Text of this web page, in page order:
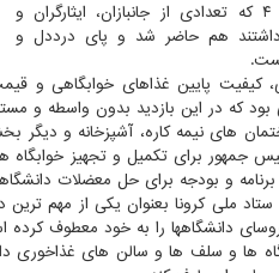
وی همینطور در ساختمان شماره ۴ که تعدادی از جانبازان، ایثارگران و
هم حاضر شد و پای درددل و
پایین غذاهای خوابگاهی و
که در این بازدید بدون واسطه و
های نیمه کاره، آشپزخانه و
جمهور برای تکمیل و تجهیز
برنامه و بودجه برای حل معضلات
ستاد ملی کرونا بعنوان یکی از مهم
دانشگاهها را به خود معطوف کرده
ها و سلف ها و سالن های